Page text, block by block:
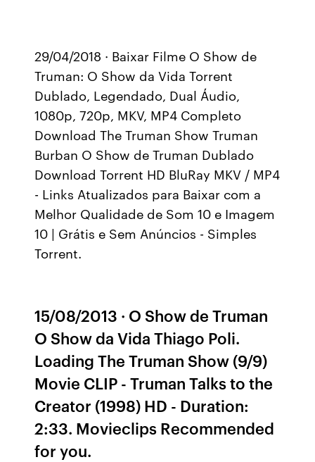
29/04/2018 · Baixar Filme O Show de
Truman: O Show da Vida Torrent
Dublado, Legendado, Dual Áudio,
1080p, 720p, MKV, MP4 Completo
Download The Truman Show Truman
Burban O Show de Truman Dublado
Download Torrent HD BluRay MKV / MP4
- Links Atualizados para Baixar com a
Melhor Qualidade de Som 10 e Imagem
10 | Grátis e Sem Anúncios - Simples
Torrent.
15/08/2013 · O Show de Truman
O Show da Vida Thiago Poli.
Loading The Truman Show (9/9)
Movie CLIP - Truman Talks to the
Creator (1998) HD - Duration:
2:33. Movieclips Recommended
for you.